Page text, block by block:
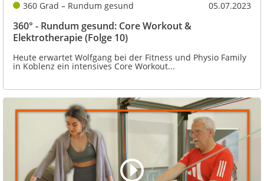
360 Grad – Rundum gesund 05.07.2023
360° - Rundum gesund: Core Workout &
Elektrotherapie (Folge 10)
Heute erwartet Wolfgang bei der Fitness und Physio Family
in Koblenz ein intensives Core Workout...